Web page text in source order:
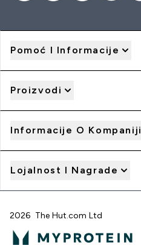
Pomoć I Informacije
Proizvodi
Informacije O Kompaniji
Lojalnost I Nagrade
2026 The Hut.com Ltd